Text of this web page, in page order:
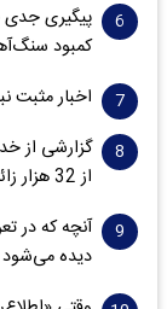
پیگیری جدی
کمبود
اخبار مثبت
گزارشی از
از 32 هزار زائر اربعین حسینی
آنچه که در
دیده می‌شود